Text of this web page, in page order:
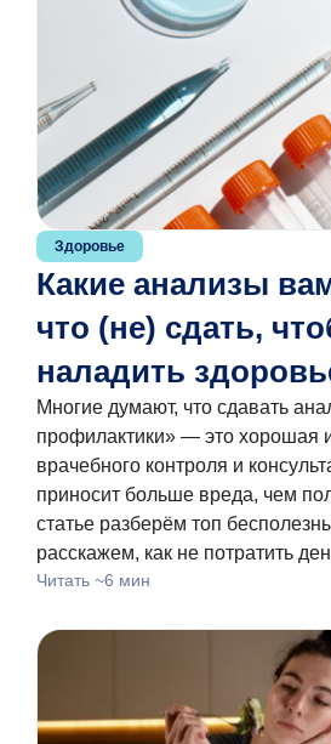
Здоровье
Какие анализы
что (не) сдать,
наладить
Многие думают, что сдавать
профилактики» — это хорошая
врачебного контроля и
приносит больше вреда, чем
статье разберём топ
расскажем, как не потратить
Читать ~6 мин